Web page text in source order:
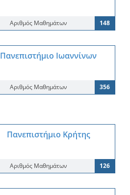
Αριθμός Μαθημάτων 148
Πανεπιστήμιο Ιωαννίνων
Αριθμός Μαθημάτων 356
Πανεπιστήμιο Κρήτης
Αριθμός Μαθημάτων 126